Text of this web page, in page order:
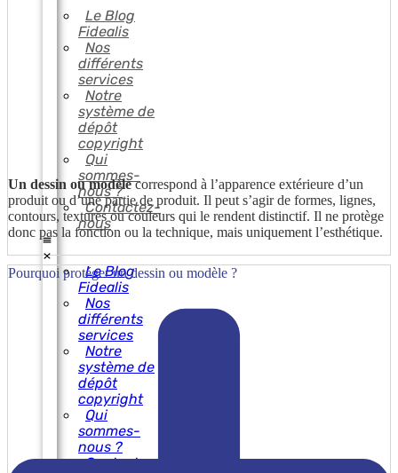
Le Blog
Fidealis
Nos
différents
services
Notre
système de
dépôt
copyright
Qui
sommes-
nous ?
Contactez-
nous
Le Blog
Fidealis
Nos
différents
services
Notre
système de
dépôt
copyright
Qui
sommes-
nous ?
Contactez-
Un dessin ou modèlecorrespond à l’apparence extérieure d’un
produit ou d’une partie de produit. Il peut s’agir de formes, lignes,
contours, textures ou couleurs qui le rendent distinctif. Il ne protège
donc pas la fonction ou la technique, mais uniquement l’esthétique.
Pourquoi protéger un dessin ou modèle ?